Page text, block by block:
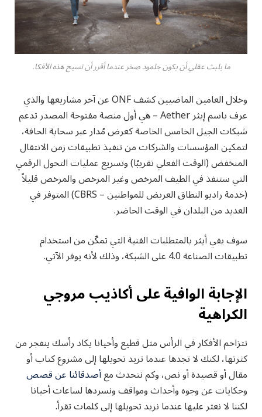
ما يلبث عقلي أن يكون جلمود صخر عندما أقرر أن تسيح هذه الأفكا.
وخلال العامين الماضيين كشف ONF عن آخر مشاريعها والذي
عرف باسم إيثر Aether – هي أول منصة مفتوحة المصدر تدعم
شبكات الجيل الخامس الخاصة كعرض مُدار عبر سحابة الحافة،
لتمكين المؤسسات والشركات من تنفيذ تطبيقات زمن الانتقال
المنخفض (الوقت الفعلي تقريبًا) وتسريع عمليات التحول الرقمي
التي ستنفذ في الطيف المرخص وغير المرخص والمرخص قليلاً
(خدمة راديو النطاق العريض للمواطنين – CBRS) المتوفر في
العديد من البلدان في الوقت الحاضر.
سوف يفي أيثر بالمتطلبات الفنية التي تمكّن من استخدام
تطبيقات الصناعة 4.0 على الشبكة، وذلك لأنه يوفر الآتي.
الإجابة الوافية على أكاذيب مروجي
الكراهية
تتزاحم الأفكار في الرأس مثل قطيع وأحيانا يكاد رأسك ينفجر من
كثرتها، لكنك لا تجدها عندما تريد تحويلها إلى مشروع كتاب أو
مقال أو قصيدة أو نص، وكم نتحدث معأصدقائنا عن قصص
وحكايات عن وجوه وأحداث ومواقف ونسردها لساعات أحيانا
لكننا لا نعثر عليها عندما نريد تحويلها إلى كلمات تقرأ.